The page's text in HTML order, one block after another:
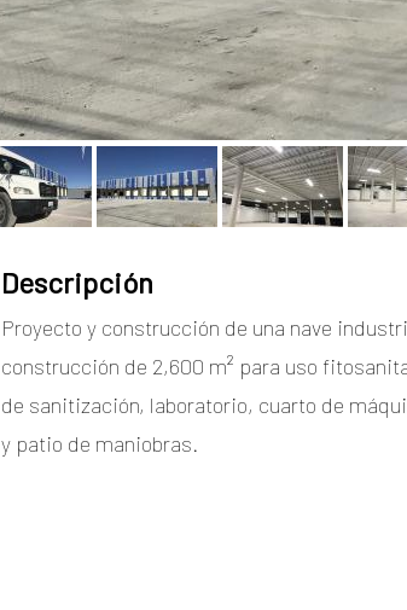
Descripción
Proyecto y construcción de una nave
construcción de 2,600 m² para uso
de sanitización, laboratorio, cuarto de
y patio de maniobras.